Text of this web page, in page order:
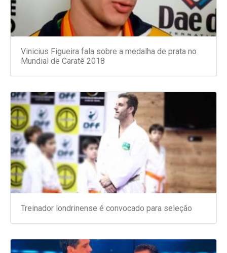
Vinicius Figueira fala sobre a medalha de prata no
Mundial de Caratê 2018
Treinador londrinense é convocado para seleção